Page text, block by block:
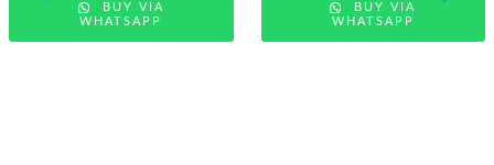
BUY VIA
WHATSAPP
BUY VIA
WHATSAPP